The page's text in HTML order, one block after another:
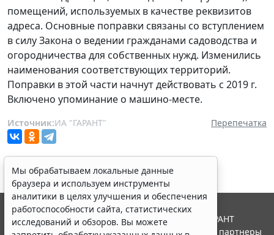
помещений, используемых в качестве реквизитов
адреса. Основные поправки связаны со вступлением
в силу Закона о ведении гражданами садоводства и
огородничества для собственных нужд. Изменились
наименования соответствующих территорий.
Поправки в этой части начнут действовать с 2019 г.
Включено упоминание о машино-месте.
Источник:ИА "ГАРАНТ" Перепечатка
Мы обрабатываем локальные данные
браузера и используем инструменты
аналитики в целях улучшения и обеспечения
работоспособности сайта, статистических
исследований и обзоров. Вы можете
© ООО "НПП "ГАРАНТ-СЕРВИС", 2026. Система ГАРАНТ
выпускается с 1990 года. Компания "Гарант" и ее партнеры